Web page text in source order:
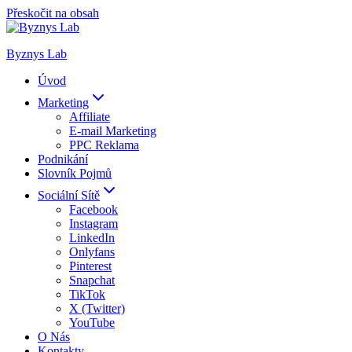
Přeskočit na obsah
Byznys Lab
Úvod
Marketing
Affiliate
E-mail Marketing
PPC Reklama
Podnikání
Slovník Pojmů
Sociální Sítě
Facebook
Instagram
LinkedIn
Onlyfans
Pinterest
Snapchat
TikTok
X (Twitter)
YouTube
O Nás